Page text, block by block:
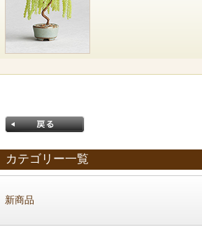
カテゴリー一覧
新商品